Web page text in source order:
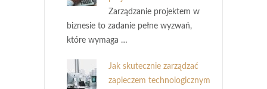
Zarządzanie projektem w
biznesie to zadanie pełne wyzwań,
które wymaga …
Jak skutecznie zarządzać
zapleczem technologicznym